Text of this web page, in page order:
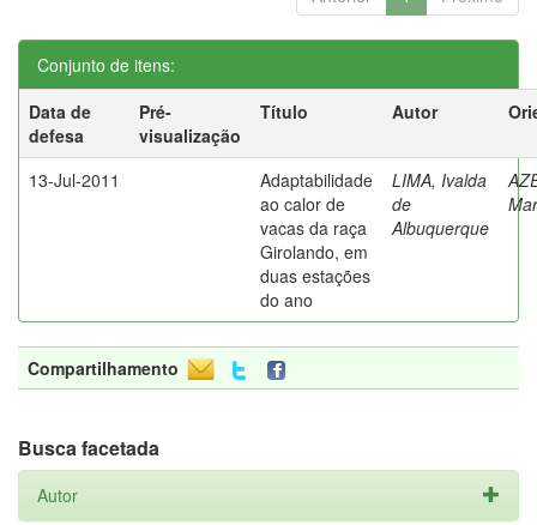
Conjunto de itens:
Data de
defesa
Pré-
visualização
Título Autor
13-Jul-2011
Adaptabilidade
ao calor de
vacas da raça
Girolando, em
duas estações
do ano
LIMA, Ivalda
de
Albuquerque
Compartilhamento
Busca facetada
Autor